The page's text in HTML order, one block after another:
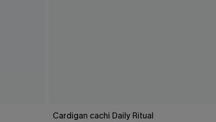
Cardigan cachi Daily Ritual